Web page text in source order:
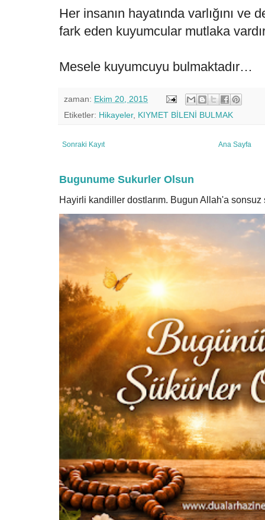
Her insanın hayatında varlığını ve
fark eden kuyumcular mutlaka
Mesele kuyumcuyu bulmaktadır…
zaman: Ekim 20, 2015
Etiketler: Hikayeler, KIYMET BİLENİ BULMAK
Sonraki Kayıt Ana Sayfa
Bugunume Sukurler Olsun
Hayirli kandiller dostlarım. Bugun Allah'a